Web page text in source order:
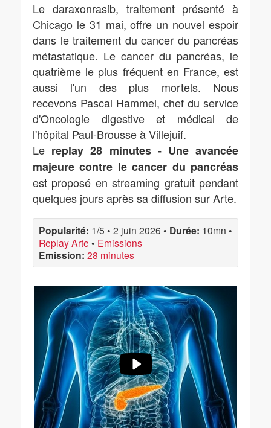
Le daraxonrasib, traitement présenté à
Chicago le 31 mai, offre un nouvel espoir
dans le traitement du cancer du pancréas
métastatique. Le cancer du pancréas, le
quatrième le plus fréquent en France, est
aussi l'un des plus mortels. Nous
recevons Pascal Hammel, chef du service
d'Oncologie digestive et médical de
l'hôpital Paul-Brousse à Villejuif.
Le replay 28 minutes - Une avancée
majeure contre le cancer du pancréas
est proposé en streaming gratuit pendant
quelques jours après sa diffusion sur Arte.
Popularité: 1/5 • 2 juin 2026 • Durée: 10mn •
Replay Arte • Emissions
Emission: 28 minutes